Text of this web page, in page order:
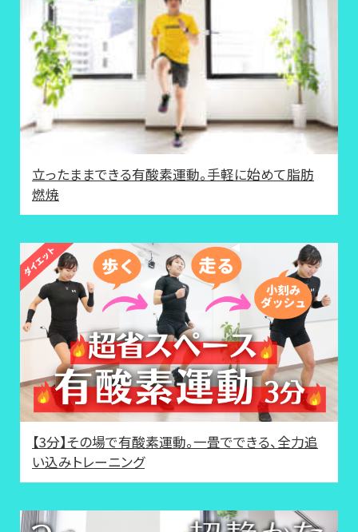
立ったままできる有酸素運動。手軽に始めて脂肪
燃焼
【3分】その場で有酸素運動。一畳でできる、全力追
い込みトレーニング